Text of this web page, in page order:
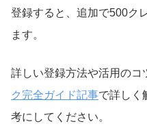
登録すると、追加で500ク
ます。
詳しい登録方法や活用のコ
ク完全ガイド記事で詳しく
考にしてください。